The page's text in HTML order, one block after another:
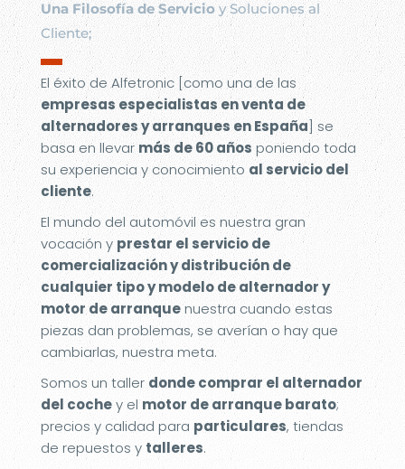
Una Filosofía de Servicioy Soluciones al
Cliente;
▬
El éxito de Alfetronic [como una de las
empresas especialistas en venta de
alternadores y arranques en España] se
basa en llevarmás de 60 años poniendo toda
su experiencia y conocimiento al servicio del
cliente.
El mundo del automóvil es nuestra gran
vocación y prestar el servicio de
comercialización y distribución de
cualquier tipo y modelo de alternador y
motor de arranquenuestra cuando estas
piezas dan problemas, se averían o hay que
cambiarlas, nuestra meta.
Somos un tallerdonde comprar el alternador
del cochey el motor de arranque barato;
precios y calidad para particulares, tiendas
de repuestos y talleres.